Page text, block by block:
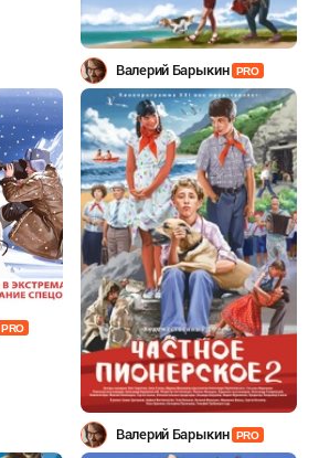
Валерий Барыкин PRO
PRO
Валерий Барыкин PRO